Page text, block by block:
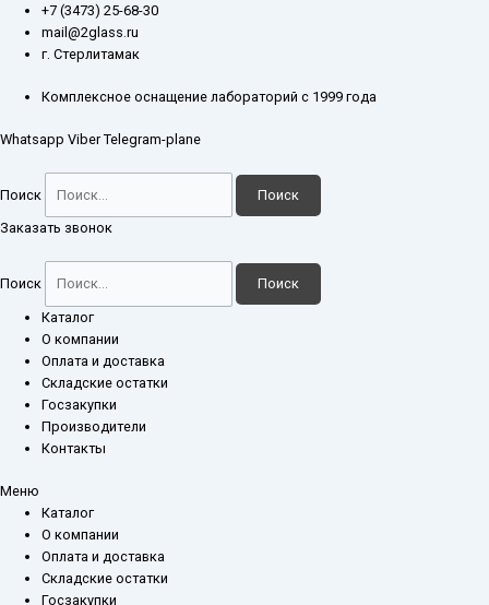
Перейти
содержимому
+7 (3473) 25-68-30
mail@2glass.ru
г. Стерлитамак
Комплексное оснащение лабораторий с 1999 года
Whatsapp Viber Telegram-plane
Поиск Поиск
Заказать звонок
Поиск Поиск
Каталог
О компании
Оплата и доставка
Складские остатки
Госзакупки
Производители
Контакты
Меню
Каталог
О компании
Оплата и доставка
Складские остатки
Госзакупки
Количество
товара
Колонка
32х300
фильтр
29/32